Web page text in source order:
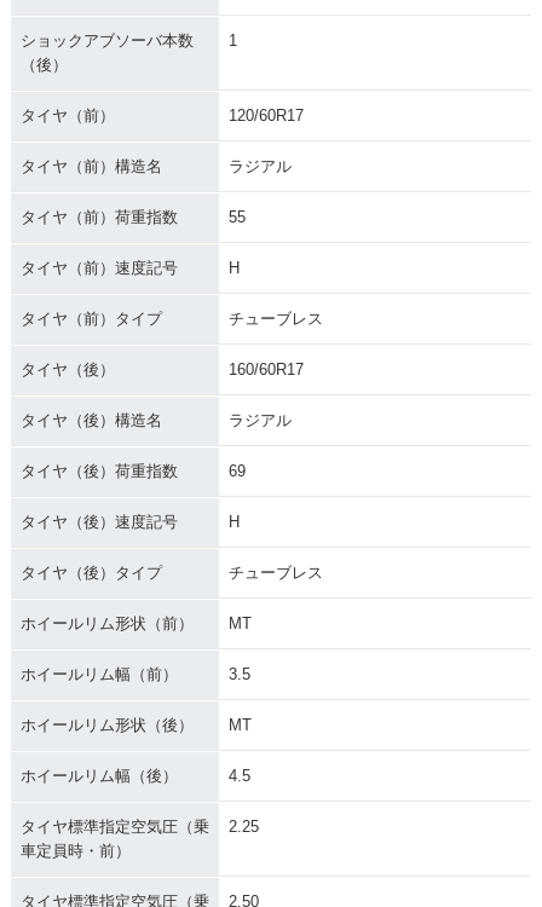
ショックアブソーバ本数
（後）
1
タイヤ（前） 120/60R17
タイヤ（前）構造名 ラジアル
タイヤ（前）荷重指数 55
タイヤ（前）速度記号 H
タイヤ（前）タイプ チューブレス
タイヤ（後） 160/60R17
タイヤ（後）構造名 ラジアル
タイヤ（後）荷重指数 69
タイヤ（後）速度記号 H
タイヤ（後）タイプ チューブレス
ホイールリム形状（前） MT
ホイールリム幅（前） 3.5
ホイールリム形状（後） MT
ホイールリム幅（後） 4.5
タイヤ標準指定空気圧（乗
車定員時・前）
2.25
タイヤ標準指定空気圧（乗
2.50